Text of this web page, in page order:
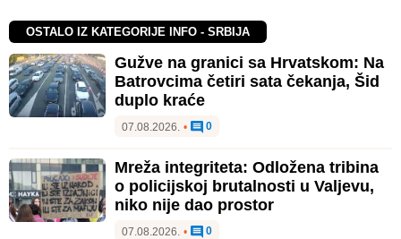
OSTALO IZ KATEGORIJE INFO - SRBIJA
Gužve na granici sa Hrvatskom: Na
Batrovcima četiri sata čekanja, Šid
duplo kraće
07.08.2026. • 0
Mreža integriteta: Odložena tribina
o policijskoj brutalnosti u Valjevu,
niko nije dao prostor
07.08.2026. • 0